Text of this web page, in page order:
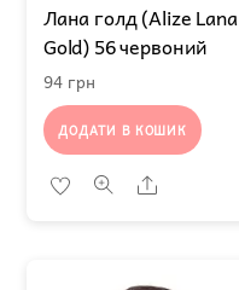
Лана голд (Alize Lana
Gold) 56 червоний
94 грн
ДОДАТИ В КОШИК
Share